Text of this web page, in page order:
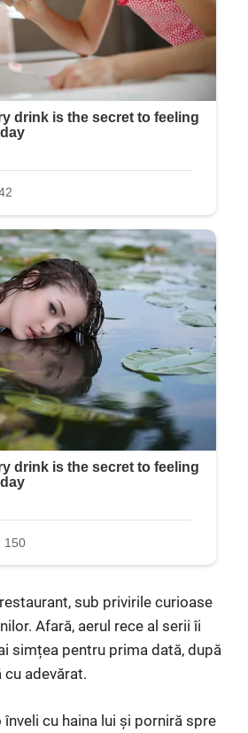
sub privirile curioase
Afară, aerul rece al serii îi
simțea pentru prima dată, după
cu adevărat.
înveli cu haina lui și porniră spre